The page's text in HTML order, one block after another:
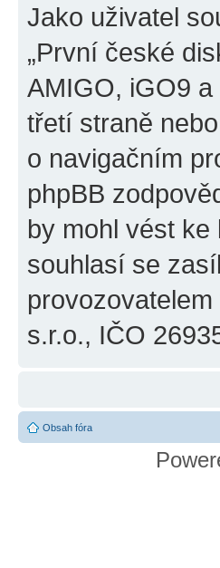
Jako uživatel
„První české
AMIGO, iGO9
třetí straně
o navigačním
phpBB
by mohl vést
souhlasí se
s.r.o., IČO
Obsah fóra